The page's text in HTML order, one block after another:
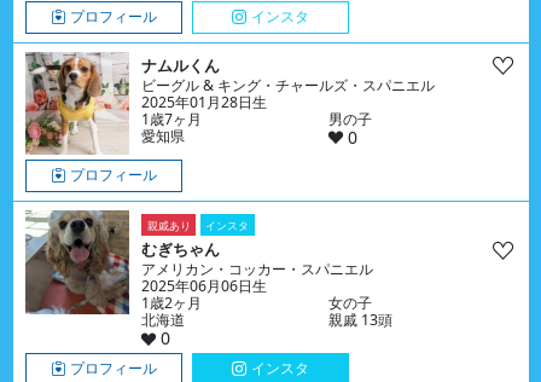
プロフィール インスタ
ナムルくん
ビーグル & キング・チャールズ・スパニエル
2025年01月28日生
1歳7ヶ月
男の子
愛知県
0
プロフィール
親戚あり インスタ
むぎちゃん
アメリカン・コッカー・スパニエル
2025年06月06日生
1歳2ヶ月
女の子
北海道
親戚 13頭
0
プロフィール インスタ